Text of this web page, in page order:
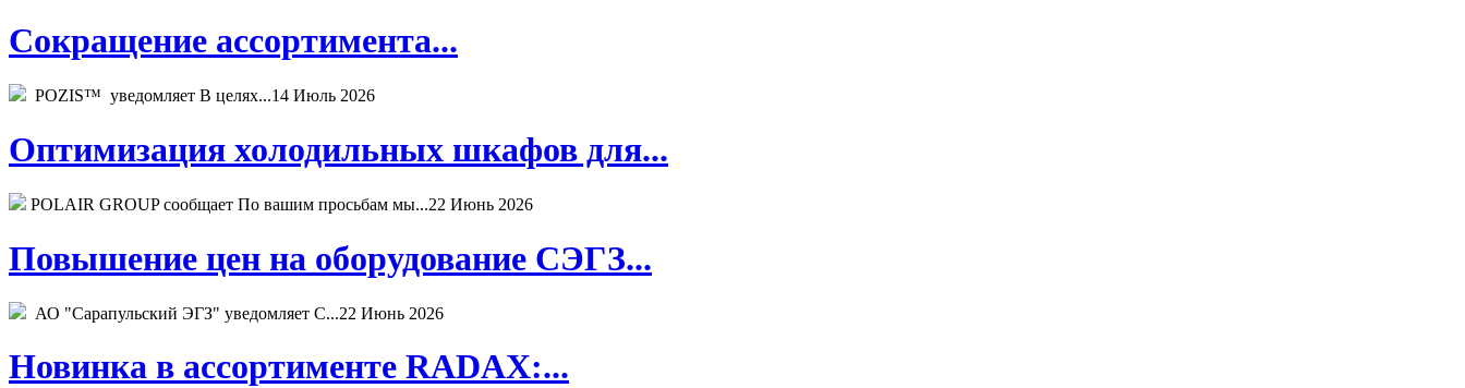
Сокращение ассортимента...
POZIS™ уведомляет В целях...14 Июль 2026
Оптимизация холодильных шкафов для...
POLAIR GROUP сообщает По вашим просьбам мы...22 Июнь 2026
Повышение цен на оборудование СЭГЗ...
АО "Сарапульский ЭГЗ" уведомляет С...22 Июнь 2026
Новинка в ассортименте RADAX:...